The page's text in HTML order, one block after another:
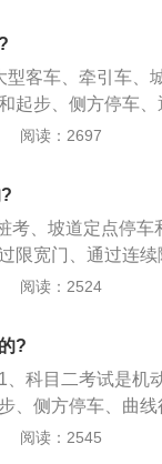
开启前大灯并鸣喇
的区域不得鸣喇叭
滑路段前方减速
启雾灯、前照灯、
通过连续障碍：
掌握并熟悉方向
得停车，车轮不得
的S型路面上行
操纵转向、控制
起步，车辆不得后
行车道至最低限速
入车道一侧的转向
照出口预告标志提
随机选取以下紧急
车辆故障时，合理
报警闪光灯，发
离至护栏外侧，模
通标志，按标志要
出口时，鸣喇叭，
专用小型自动挡载
侧方停车、曲线行
客车、牵引车、
起步、侧方停车
碍、起伏路行驶、
用小型自动挡载客
方停车、曲线行
车和轻便摩托车
械车、无轨电车
阅读：2697
考、坡道定点停车
限宽门、通过连
急弯山区路、隧
机很关键，晚了汽
各人身材不同，座
也有因生产年份、
阅读：2524
?
科目二考试是机
、侧方停车、曲
伏路行驶九项中选
阅读：2545